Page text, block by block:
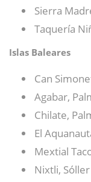
Sierra
Taquería
Islas Baleares
Can
Agabar,
Chilate,
El
Mextial
Nixtli, Sóller